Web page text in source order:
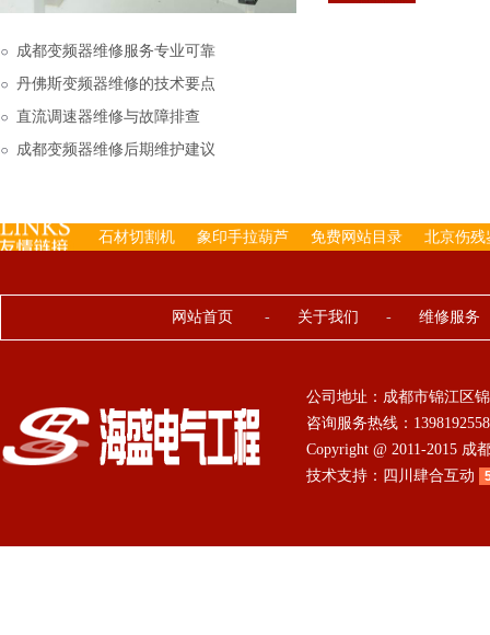
下来的，机内已经存有
成都变频器维修服务专业可靠
丹佛斯变频器维修的技术要点
直流调速器维修与故障排查
成都变频器维修后期维护建议
石材切割机 象印手拉葫芦 免费网站目录 北京伤残
网站首页 - 关于我们 - 维修服务
公司地址：成都市锦江区
咨询服务热线：
Copyright @ 2011-2015
技术支持： 四川肆合互动